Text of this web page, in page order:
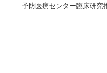
予防医療センター臨床研究